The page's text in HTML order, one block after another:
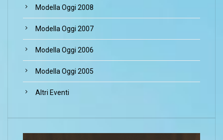
Modella Oggi 2008
Modella Oggi 2007
Modella Oggi 2006
Modella Oggi 2005
Altri Eventi